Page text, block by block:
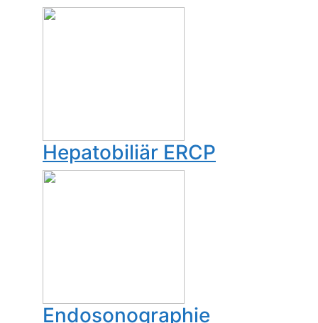
Hepatobiliär ERCP
Endosonographie